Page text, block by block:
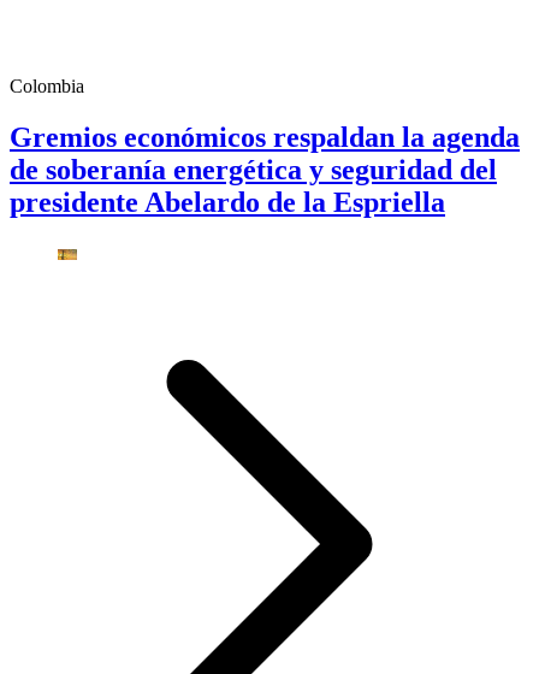
Colombia
Gremios económicos respaldan la agenda
de soberanía energética y seguridad del
presidente Abelardo de la Espriella